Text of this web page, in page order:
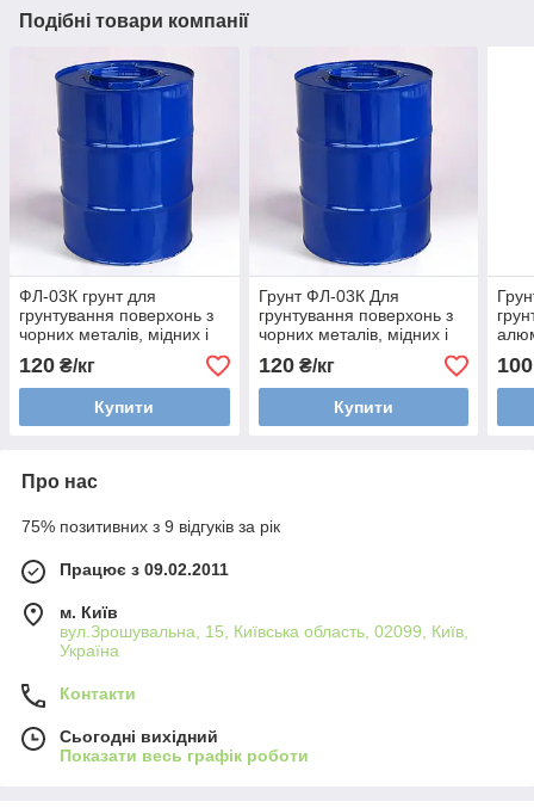
Подібні товари компанії
ФЛ-03К грунт для
грунтування поверхонь з
чорних металів, мідних і
титанових сплавів
120 ₴/кг
Купити
Грунт ФЛ-03К Для
грунтування поверхонь з
чорних металів, мідних і
титанових сплавів
120₴/кг
Купити
100
Про нас
75% позитивних з 9 відгуків за рік
Працює з 09.02.2011
м. Київ
вул.Зрошувальна, 15, Київська область, 02099, Київ,
Україна
Контакти
Сьогодні вихідний
Показати весь графік роботи